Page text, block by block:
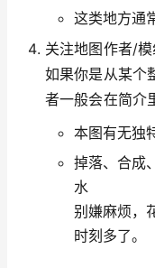
这类地方通
关注地图作者/
如果你是从某个
者一般会在简介
本图有无独
掉落、合成
水
别嫌麻烦，
时刻多了。